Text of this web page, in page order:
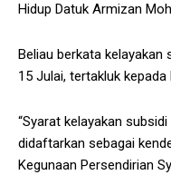
Hidup Datuk Armizan
Beliau berkata
15 Julai, tertakluk
“Syarat kelayakan
didaftarkan sebagai
Kegunaan Persendirian